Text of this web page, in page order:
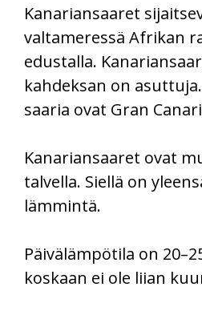
Kanariansaaret
valtameressä Afrikan
edustalla.
kahdeksan on
saaria ovat Gran
Kanariansaaret ovat
talvella. Siellä on
lämmintä.
Päivälämpötila on
koskaan ei ole liian